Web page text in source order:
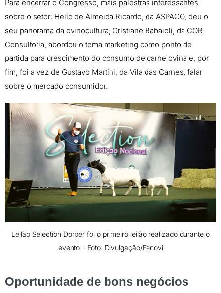
Para encerrar o Congresso, mais palestras interessantes
sobre o setor: Helio de Almeida Ricardo, da ASPACO, deu o
seu panorama da ovinocultura, Cristiane Rabaioli, da COR
Consultoria, abordou o tema marketing como ponto de
partida para crescimento do consumo de carne ovina e, por
fim, foi a vez de Gustavo Martini, da Vila das Carnes, falar
sobre o mercado consumidor.
Leilão Selection Dorper foi o primeiro leilão realizado durante o
evento – Foto: Divulgação/Fenovi
Oportunidade de bons negócios